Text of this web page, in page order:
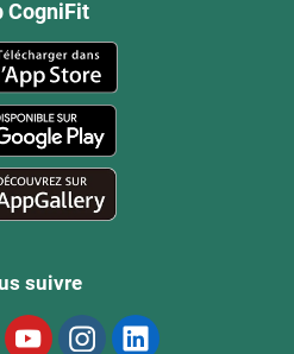
CogniFit
suivre